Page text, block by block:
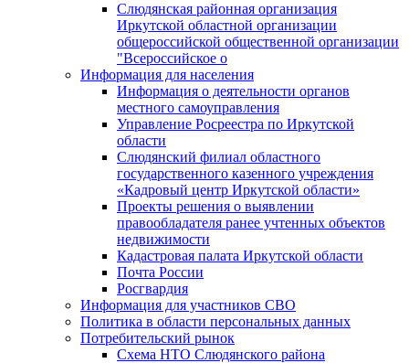
Слюдянская районная организация
Иркутской областной организации
общероссийской общественной организации
"Всероссийское о
Информация для населения
Информация о деятельности органов
местного самоуправления
Управление Росреестра по Иркутской
области
Слюдянский филиал областного
государственного казенного учреждения
«Кадровый центр Иркутской области»
Проекты решения о выявлении
правообладателя ранее учтенных объектов
недвижимости
Кадастровая палата Иркутской области
Почта России
Росгвардия
Информация для участников СВО
Политика в области персональных данных
Потребительский рынок
Схема НТО Слюдянского района